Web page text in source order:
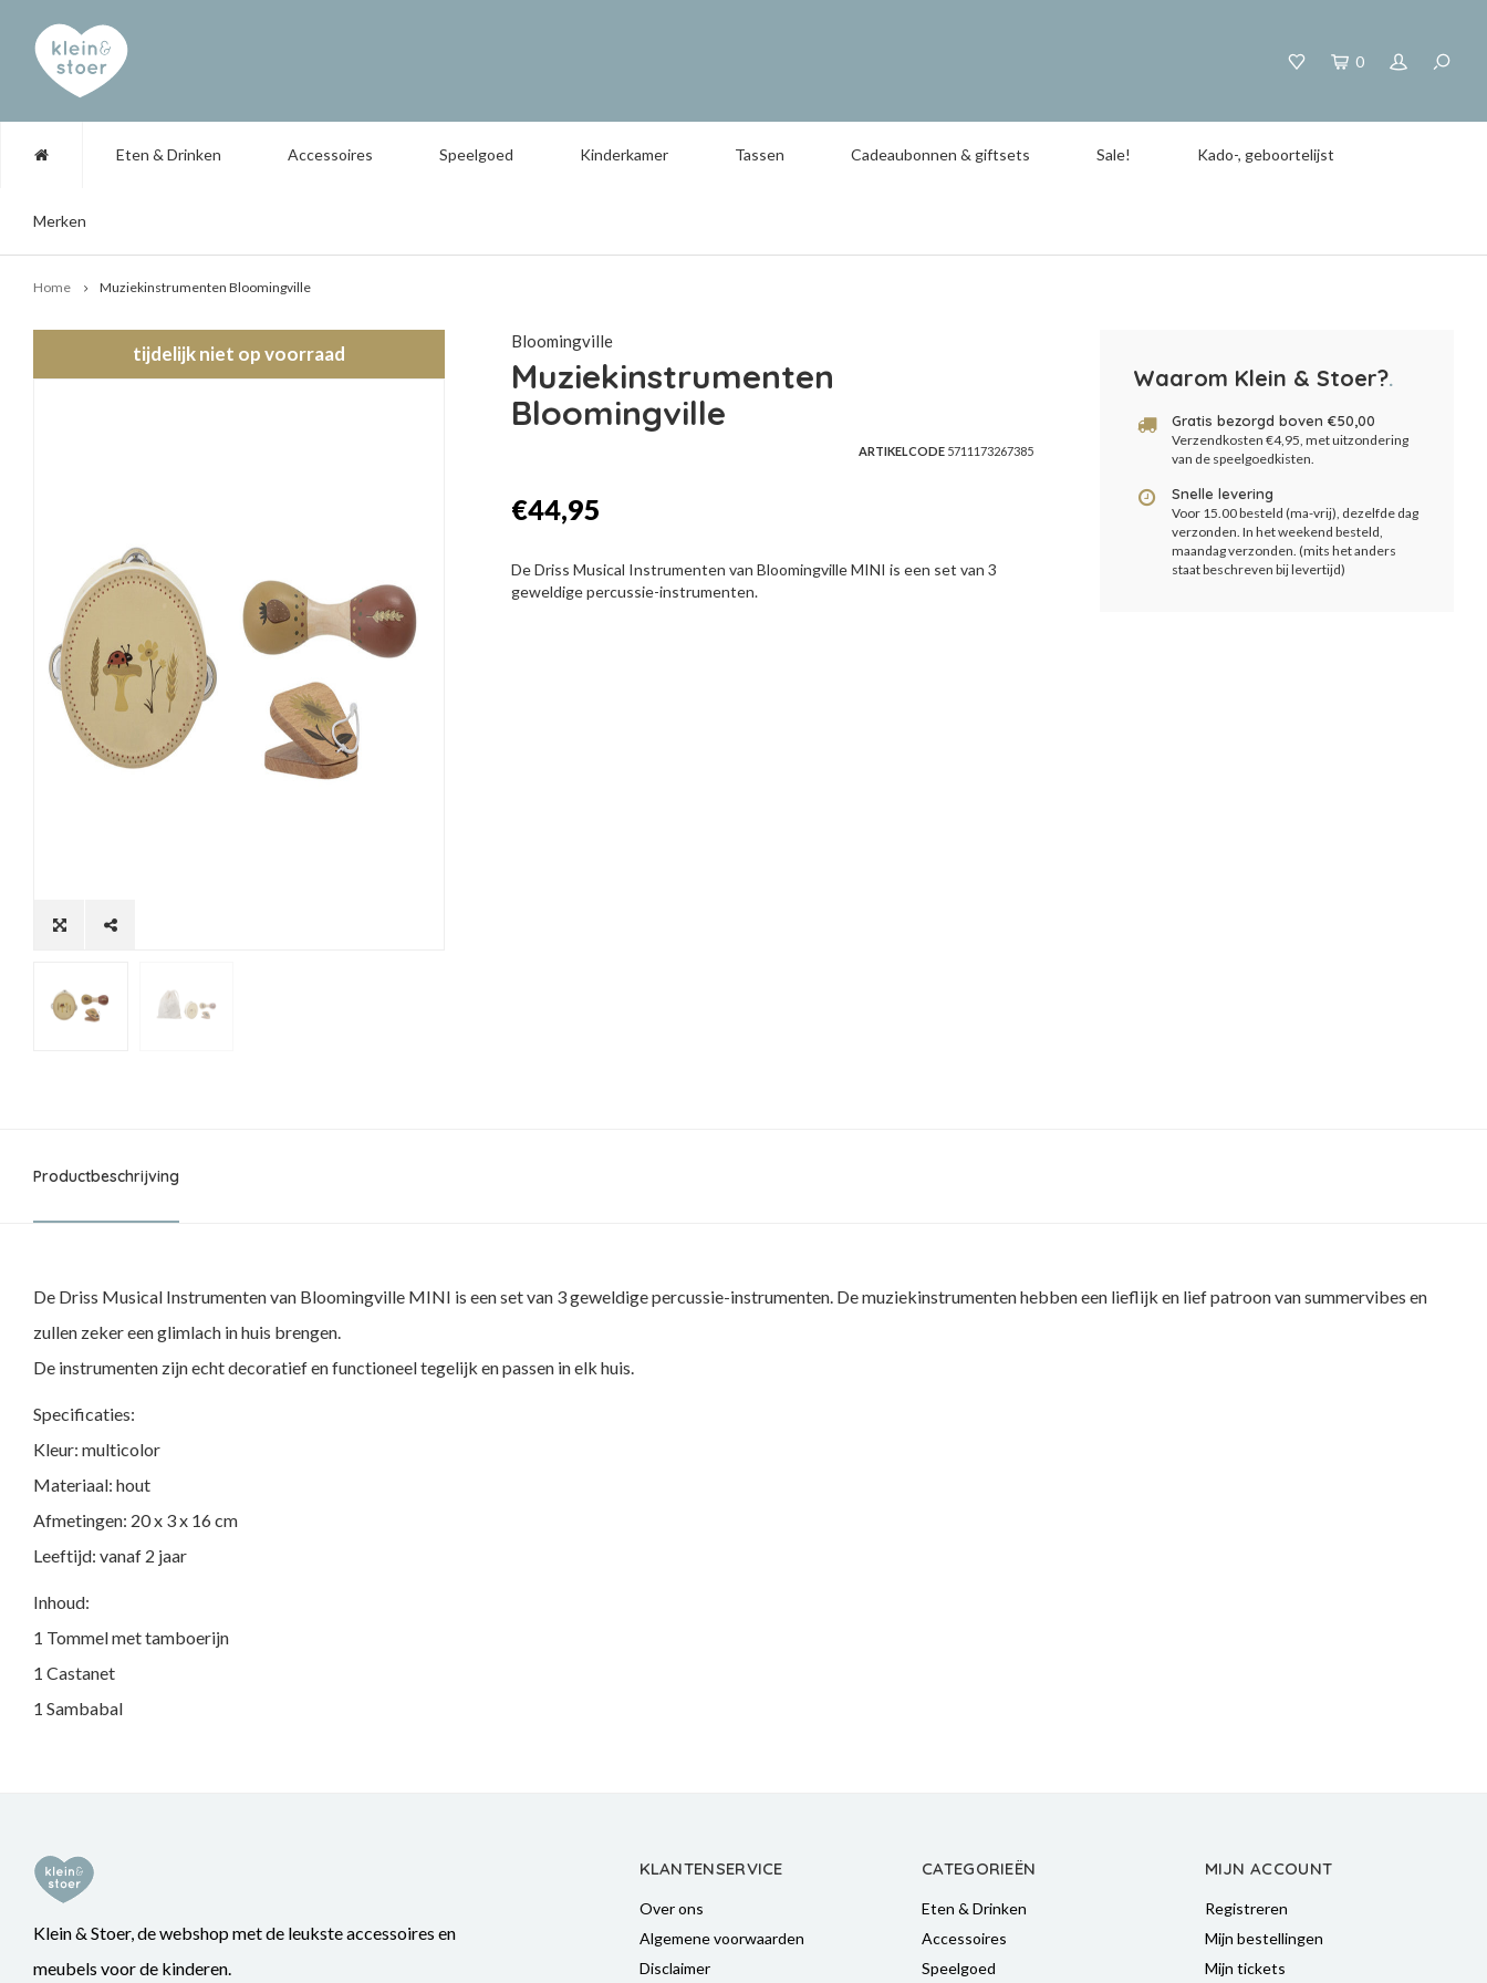
0
Eten & Drinken Accessoires Speelgoed Kinderkamer Tassen Cadeaubonnen & giftsets Sale! Kado-, geboortelijst
Merken
Home Muziekinstrumenten Bloomingville
tijdelijk niet op voorraad
Bloomingville
Muziekinstrumenten
Bloomingville
ARTIKELCODE5711173267385
€44,95
De Driss Musical Instrumenten van Bloomingville MINI is een set van 3
geweldige percussie-instrumenten.
Waarom Klein & Stoer?.
Gratis bezorgd boven €50,00
Verzendkosten €4,95, met uitzondering
van de speelgoedkisten.
Snelle levering
Voor 15.00 besteld (ma-vrij), dezelfde dag
verzonden. In het weekend besteld,
maandag verzonden. (mits het anders
staat beschreven bij levertijd)
Productbeschrijving
De Driss Musical Instrumenten van Bloomingville MINI is een set van 3 geweldige percussie-instrumenten. De muziekinstrumenten hebben een lieflijk en lief patroon van summervibes en
zullen zeker een glimlach in huis brengen.
De instrumenten zijn echt decoratief en functioneel tegelijk en passen in elk huis.
Specificaties:
Kleur: multicolor
Materiaal: hout
Afmetingen: 20 x 3 x 16 cm
Leeftijd: vanaf 2 jaar
Inhoud:
1 Tommel met tamboerijn
1 Castanet
1 Sambabal
Klein & Stoer, de webshop met de leukste accessoires en
meubels voor de kinderen.
KLANTENSERVICE
Over ons
Algemene voorwaarden
Disclaimer
CATEGORIEËN
Eten & Drinken
Accessoires
Speelgoed
MIJN ACCOUNT
Registreren
Mijn bestellingen
Mijn tickets